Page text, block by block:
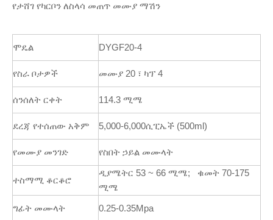
የታሸገ የካርቦን ለስላሳ መጠጥ መሙያ ማሽን
ሞዴል DYGF20-4
የስራ ቦታዎች መሙያ 20 ፣ ካፕ 4
ሰንሰለት ርቀት 114.3 ሚሜ
ደረጃ የተሰጠው አቅም 5,000-6,000ሲፒኤች (500ml)
የመሙያ መንገድ የስበት ኃይል መሙላት
ተስማሚ ቆርቆሮ
ዲያሜትር 53 ~ 66 ሚሜ; ቁመት 70-175
ሚሜ
ግፊት መሙላት
0.25-0.35Mpa